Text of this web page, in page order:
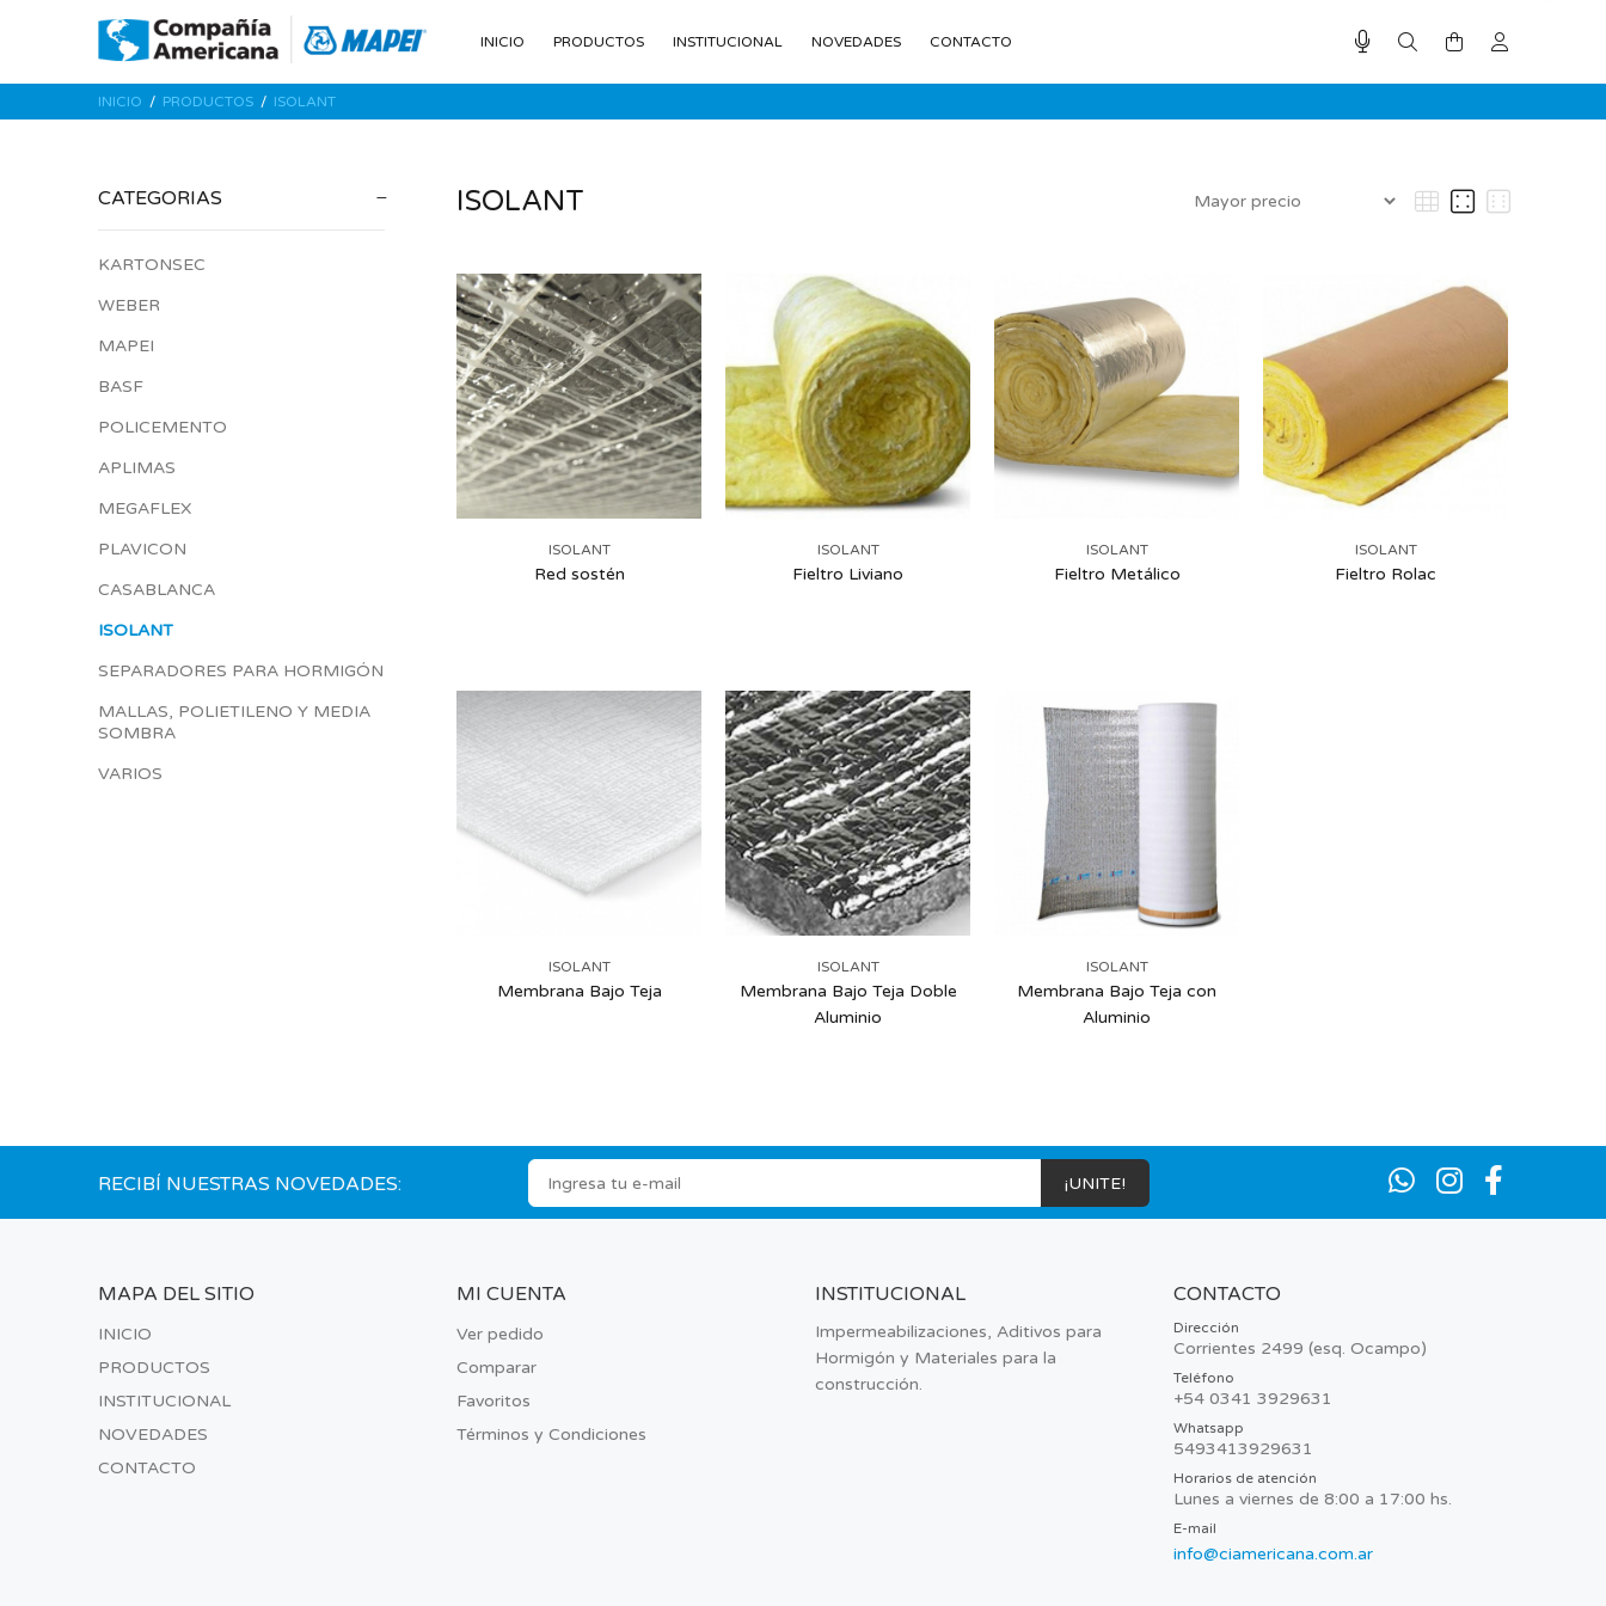
INICIO PRODUCTOS INSTITUCIONAL NOVEDADES CONTACTO
INICIO PRODUCTOS ISOLANT
CATEGORIAS
KARTONSEC
WEBER
MAPEI
BASF
POLICEMENTO
APLIMAS
MEGAFLEX
PLAVICON
CASABLANCA
ISOLANT
SEPARADORES PARA HORMIGÓN
MALLAS, POLIETILENO Y MEDIA
SOMBRA
VARIOS
ISOLANT
ISOLANT
Red sostén
ISOLANT
Fieltro Liviano
ISOLANT
Fieltro Metálico
ISOLANT
Fieltro Rolac
ISOLANT
Membrana Bajo Teja
ISOLANT
Membrana Bajo Teja Doble
Aluminio
ISOLANT
Membrana Bajo Teja con
Aluminio
RECIBÍ NUESTRAS NOVEDADES: ¡UNITE!
MAPA DEL SITIO
INICIO
PRODUCTOS
INSTITUCIONAL
NOVEDADES
CONTACTO
MI CUENTA
Ver pedido
Comparar
Favoritos
Términos y Condiciones
INSTITUCIONAL
Impermeabilizaciones, Aditivos para
Hormigón y Materiales para la
construcción.
CONTACTO
Dirección
Corrientes 2499 (esq. Ocampo)
Teléfono
+54 0341 3929631
Whatsapp
5493413929631
Horarios de atención
Lunes a viernes de 8:00 a 17:00 hs.
E-mail
info@ciamericana.com.ar